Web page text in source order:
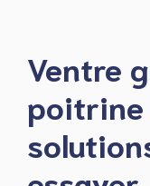
Ventre
poitrine